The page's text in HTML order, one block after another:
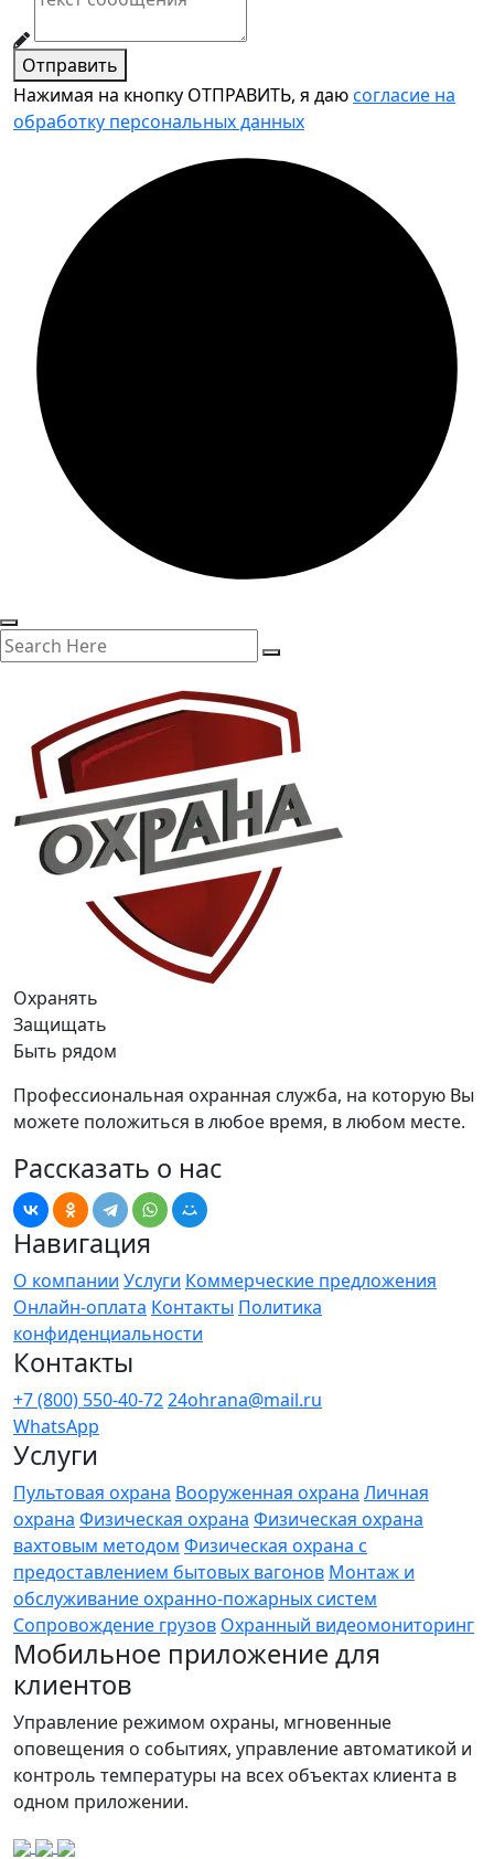
Отправить
Нажимая на кнопку ОТПРАВИТЬ, я даюсогласие на
обработку персональных данных
Охранять
Защищать
Быть рядом
Профессиональная охранная служба, на которую Вы
можете положиться в любое время, в любом месте.
Рассказать о нас
Навигация
О компании Услуги Коммерческие предложения
Онлайн-оплата Контакты Политика
конфиденциальности
Контакты
+7 (800) 550-40-7224ohrana@mail.ru
WhatsApp
Услуги
Пультовая охрана Вооруженная охрана Личная
охрана Физическая охрана Физическая охрана
вахтовым методом Физическая охрана с
предоставлением бытовых вагонов Монтаж и
обслуживание охранно-пожарных систем
Сопровождение грузов Охранный видеомониторинг
Мобильное приложение для
клиентов
Управление режимом охраны, мгновенные
оповещения о событиях, управление автоматикой и
контроль температуры на всех объектах клиента в
одном приложении.